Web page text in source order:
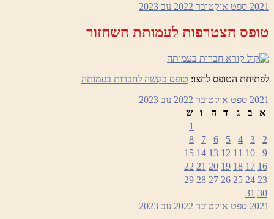
ספט אוקטובר 2022 נוב2023
הצטרפות לעמותת השחזור
הטופס לחצו:טופס בקשה לחברות בעמותה
ספט אוקטובר 2022 נוב2023
ש
10
11
12
13
14
15
17
18
19
20
21
22
24
25
26
27
28
29
31
ספט אוקטובר 2022 נוב2023